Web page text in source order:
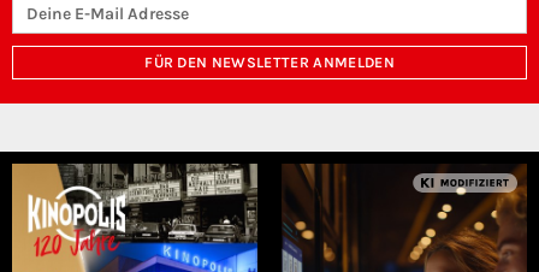
FÜR DEN NEWSLETTER ANMELDEN